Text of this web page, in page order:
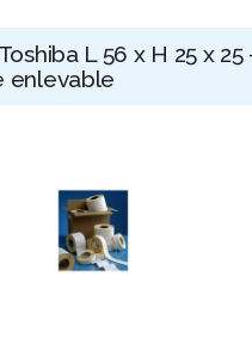
L 56 x H 25 x 25
enlevable